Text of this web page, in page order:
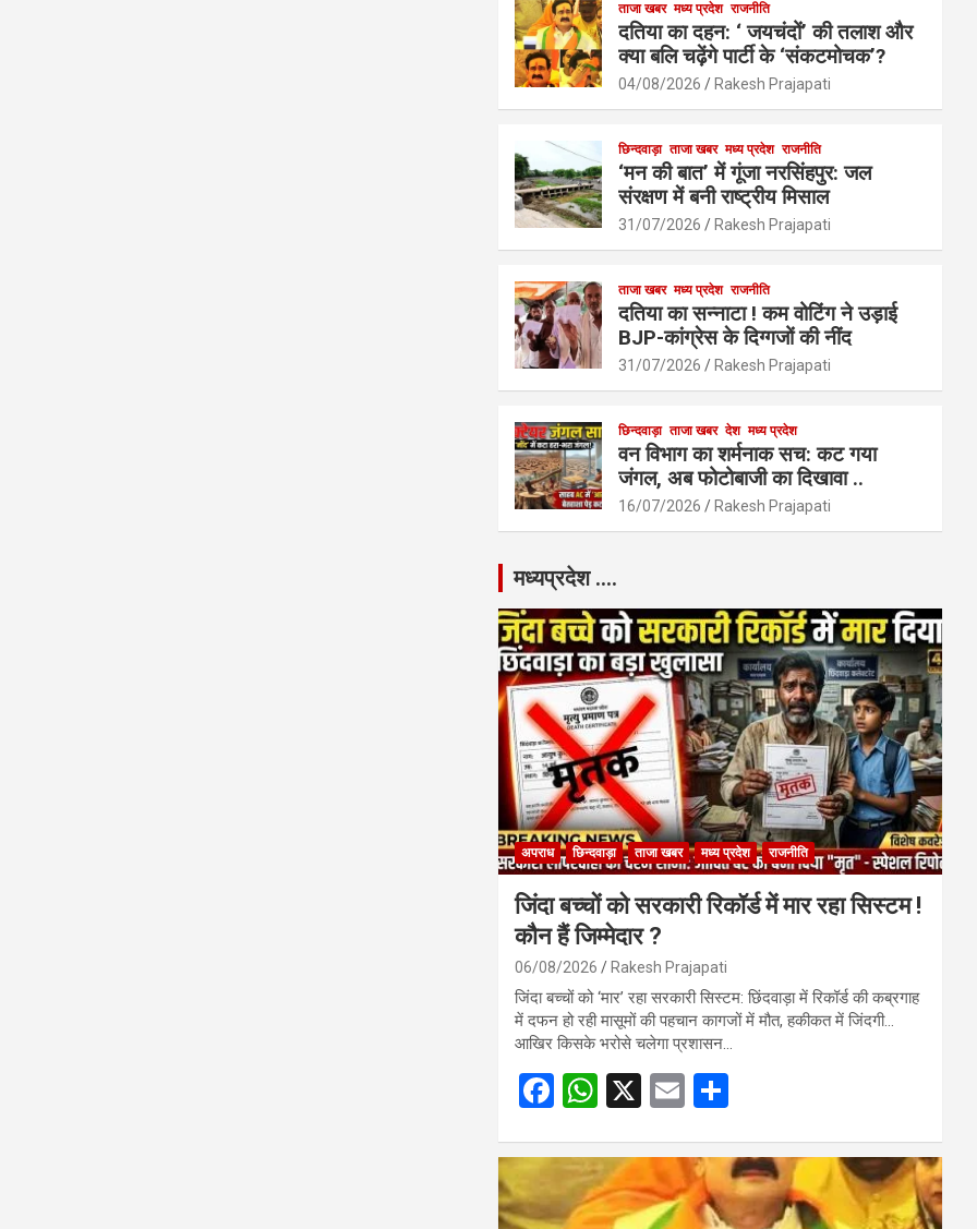
b
o
o
s
A
p
e
ताजा खबर मध्य प्रदेश राजनीति
दतिया का दहन: ‘ जयचंदों’ की तलाश और
क्या बलि चढ़ेंगे पार्टी के ‘संकटमोचक’?
04/08/2026 Rakesh Prajapati
छिन्दवाड़ा ताजा खबर मध्य प्रदेश राजनीति
‘मन की बात’ में गूंजा नरसिंहपुर: जल
संरक्षण में बनी राष्ट्रीय मिसाल
31/07/2026 Rakesh Prajapati
ताजा खबर मध्य प्रदेश राजनीति
दतिया का सन्नाटा ! कम वोटिंग ने उड़ाई
BJP-कांग्रेस के दिग्गजों की नींद
31/07/2026 Rakesh Prajapati
छिन्दवाड़ा ताजा खबर देश मध्य प्रदेश
वन विभाग का शर्मनाक सच: कट गया
जंगल, अब फोटोबाजी का दिखावा ..
16/07/2026 Rakesh Prajapati
मध्यप्रदेश ….
अपराध छिन्दवाड़ा ताजा खबर मध्य प्रदेश राजनीति
जिंदा बच्चों को सरकारी रिकॉर्ड में मार रहा सिस्टम !
कौन हैं जिम्मेदार ?
06/08/2026 Rakesh Prajapati
जिंदा बच्चों को ‘मार’ रहा सरकारी सिस्टम: छिंदवाड़ा में रिकॉर्ड की कब्रगाह
में दफन हो रही मासूमों की पहचान कागजों में मौत, हकीकत में जिंदगी…
आखिर किसके भरोसे चलेगा प्रशासन…
F
ce
b
W
at
s
X
E
ail ar
e